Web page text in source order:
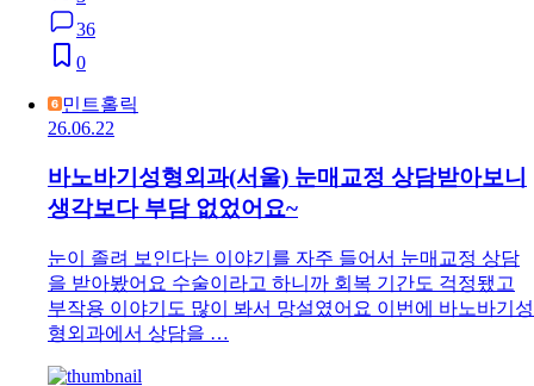
36
0
민트홀릭
26.06.22
바노바기성형외과(서울) 눈매교정 상담받아보니
생각보다 부담 없었어요~
눈이 졸려 보인다는 이야기를 자주 들어서 눈매교정 상담
을 받아봤어요 수술이라고 하니까 회복 기간도 걱정됐고
부작용 이야기도 많이 봐서 망설였어요 이번에 바노바기성
형외과에서 상담을 …